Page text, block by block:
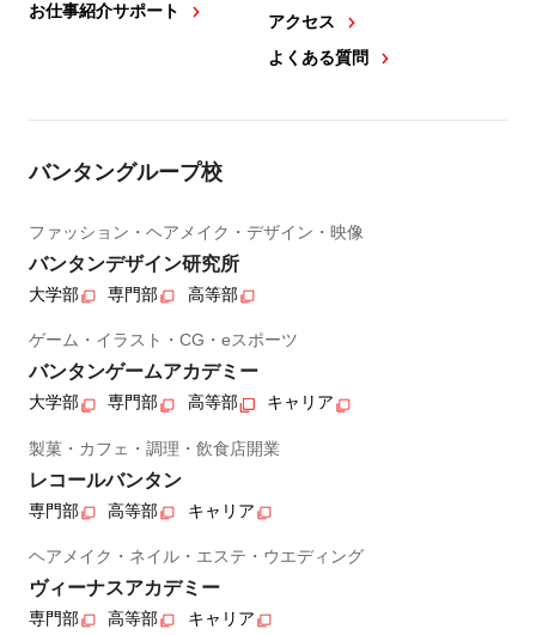
お仕事紹介サポート
アクセス
よくある質問
バンタングループ校
ファッション・ヘアメイク・デザイン・映像
バンタンデザイン研究所
大学部 専門部 高等部
ゲーム・イラスト・CG・eスポーツ
バンタンゲームアカデミー
大学部 専門部 高等部 キャリア
製菓・カフェ・調理・飲食店開業
レコールバンタン
専門部 高等部 キャリア
ヘアメイク・ネイル・エステ・ウエディング
ヴィーナスアカデミー
専門部 高等部 キャリア